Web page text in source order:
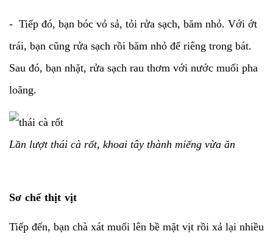
- Tiếp đó, bạn bóc vỏ sả, tỏi rửa sạch, băm nhỏ. Với ớt
trái, bạn cũng rửa sạch rồi băm nhỏ để riêng trong bát.
Sau đó, bạn nhặt, rửa sạch rau thơm với nước muối pha
loãng.
Lần lượt thái cà rốt, khoai tây thành miếng vừa ăn
Sơ chế thịt vịt
Tiếp đến, bạn chà xát muối lên bề mặt vịt rồi xả lại nhiều